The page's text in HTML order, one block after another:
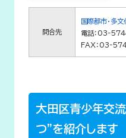
問合先
国際都市・多
電話：03-
FAX：03-
大田区青少年交
つ”を紹介します